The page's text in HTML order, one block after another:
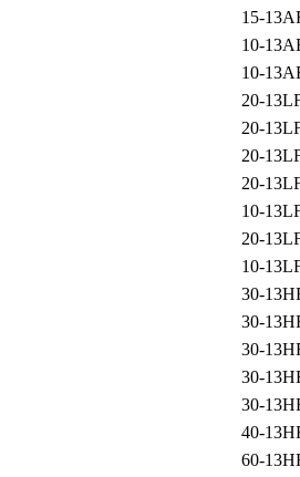
15-
10-
10-
20-
20-
20-
20-
10-
20-
10-
30-
30-
30-
30-
30-
40-
60-